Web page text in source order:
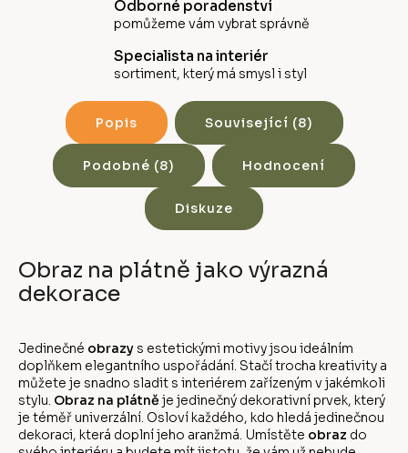
Odborné poradenství
pomůžeme vám vybrat správně
Specialista na interiér
sortiment, který má smysl i styl
Popis Související (8)
Podobné (8) Hodnocení
Diskuze
Obraz na plátně jako výrazná
dekorace
Jedinečné obrazy s estetickými motivy jsou ideálním
doplňkem elegantního uspořádání. Stačí trocha kreativity a
můžete je snadno sladit s interiérem zařízeným v jakémkoli
stylu. Obraz na plátně je jedinečný dekorativní prvek, který
je téměř univerzální. Osloví každého, kdo hledá jedinečnou
dekoraci, která doplní jeho aranžmá. Umístěte obraz do